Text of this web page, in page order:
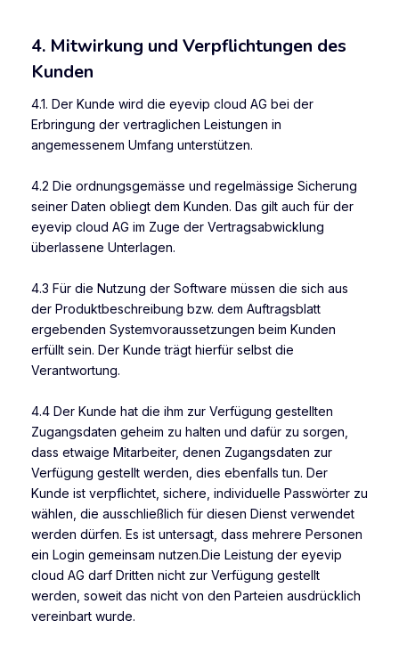
4. Mitwirkung und Verpflichtungen des
Kunden
4.1. Der Kunde wird die eyevip cloud AG bei der
Erbringung der vertraglichen Leistungen in
angemessenem Umfang unterstützen.
4.2 Die ordnungsgemässe und regelmässige Sicherung
seiner Daten obliegt dem Kunden. Das gilt auch für der
eyevip cloud AG im Zuge der Vertragsabwicklung
überlassene Unterlagen.
4.3 Für die Nutzung der Software müssen die sich aus
der Produktbeschreibung bzw. dem Auftragsblatt
ergebenden Systemvoraussetzungen beim Kunden
erfüllt sein. Der Kunde trägt hierfür selbst die
Verantwortung.
4.4 Der Kunde hat die ihm zur Verfügung gestellten
Zugangsdaten geheim zu halten und dafür zu sorgen,
dass etwaige Mitarbeiter, denen Zugangsdaten zur
Verfügung gestellt werden, dies ebenfalls tun. Der
Kunde ist verpflichtet, sichere, individuelle Passwörter zu
wählen, die ausschließlich für diesen Dienst verwendet
werden dürfen. Es ist untersagt, dass mehrere Personen
ein Login gemeinsam nutzen.Die Leistung der eyevip
cloud AG darf Dritten nicht zur Verfügung gestellt
werden, soweit das nicht von den Parteien ausdrücklich
vereinbart wurde.